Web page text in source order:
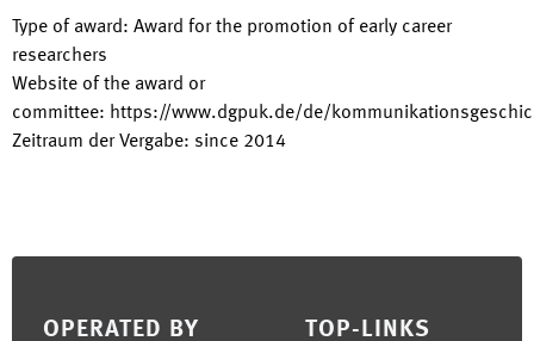
Type of award: Award for the promotion of early career
researchers
Website of the award or
committee: https://www.dgpuk.de/de/
Zeitraum der Vergabe: since 2014
OPERATED BY TOP-LINKS